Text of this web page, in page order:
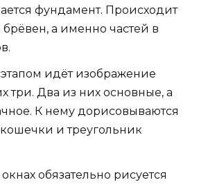
фундамент. Происходит
а именно частей в
идёт изображение
три. Два из них основные, а
К нему дорисовываются
и треугольник
обязательно рисуется